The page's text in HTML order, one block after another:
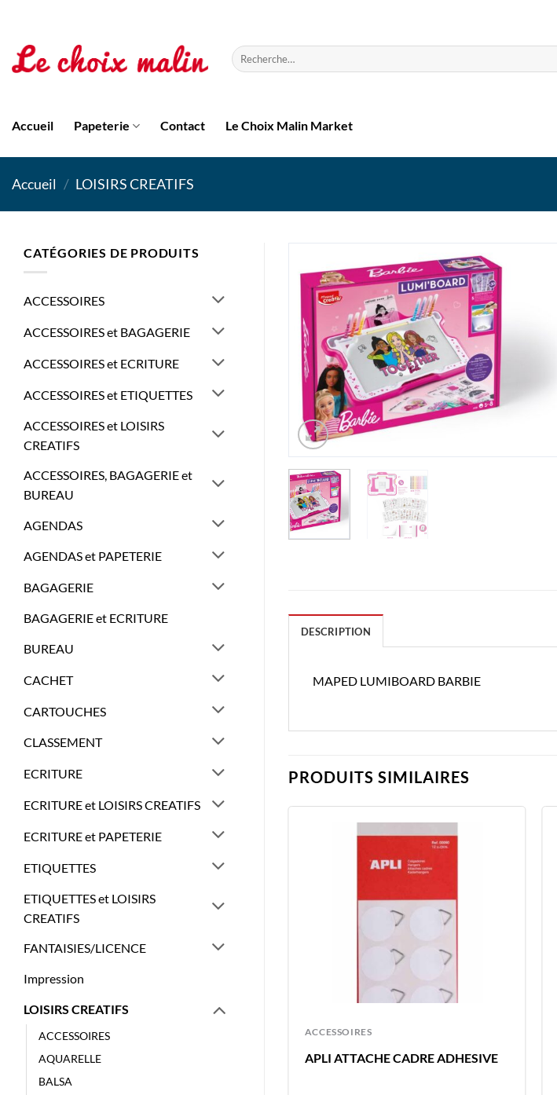
contenu
Recherche
pour :
Accueil Papeterie Contact Le Choix Malin Market
Accueil / LOISIRS CREATIFS
CATÉGORIES DE PRODUITS
ACCESSOIRES
ACCESSOIRES et BAGAGERIE
ACCESSOIRES et ECRITURE
ACCESSOIRES et ETIQUETTES
ACCESSOIRES et LOISIRS
CREATIFS
ACCESSOIRES, BAGAGERIE et
BUREAU
AGENDAS
AGENDAS et PAPETERIE
BAGAGERIE
BAGAGERIE et ECRITURE
BUREAU
CACHET
CARTOUCHES
CLASSEMENT
ECRITURE
ECRITURE et LOISIRS CREATIFS
ECRITURE et PAPETERIE
ETIQUETTES
ETIQUETTES et LOISIRS
CREATIFS
FANTAISIES/LICENCE
Impression
LOISIRS CREATIFS
ACCESSOIRES
AQUARELLE
BALSA
DESCRIPTION
MAPED LUMIBOARD BARBIE
PRODUITS SIMILAIRES
ACCESSOIRES
APLI ATTACHE CADRE ADHESIVE
GOUACHES
COUL A L’HUILE 40ML BLANC ZINC